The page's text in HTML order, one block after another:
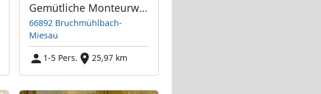
Gemütliche Monteurwohnung
66892 Bruchmühlbach-
Miesau
1-5 Pers.
25,97 km